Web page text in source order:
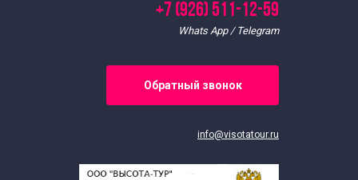
+7 (926) 511-12-59
Whats App / Telegram
Обратный звонок
info@visotatour.ru